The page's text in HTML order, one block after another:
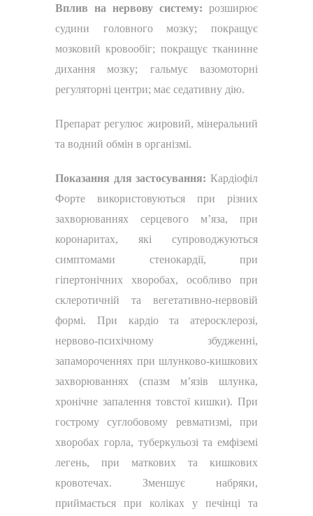
Вплив на нервову систему: розширює
судини головного мозку; покращує
мозковий кровообіг; покращує тканинне
дихання мозку; гальмує вазомоторні
регуляторні центри; має седативну дію.
Препарат регулює жировий, мінеральний
та водний обмін в організмі.
Показання для застосування: Кардіофіл
Форте використовуються при різних
захворюваннях серцевого м’яза, при
коронаритах, які супроводжуються
симптомами стенокардії, при
гіпертонічних хворобах, особливо при
склеротичній та вегетативно-нервовій
формі. При кардіо та атеросклерозі,
нервово-психічному збудженні,
запамороченнях при шлунково-кишкових
захворюваннях (спазм м’язів шлунка,
хронічне запалення товстої кишки). При
гострому суглобовому ревматизмі, при
хворобах горла, туберкульозі та емфіземі
легень, при маткових та кишкових
кровотечах. Зменшує набряки,
приймається при коліках у печінці та